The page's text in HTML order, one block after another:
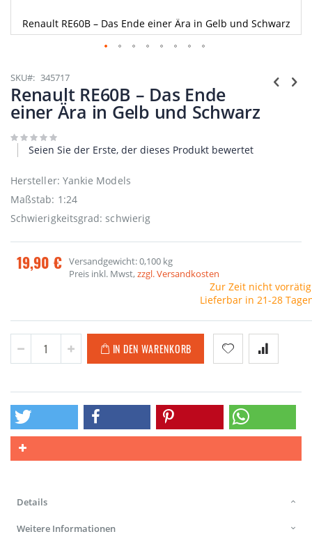
Renault RE60B – Das Ende einer Ära in Gelb und Schwarz
Anfang
der
Bildgalerie
springen
SKU 345717
Renault RE60B – Das Ende
einer Ära in Gelb und Schwarz
Seien Sie der Erste, der dieses Produkt bewertet
Hersteller: Yankie Models
Maßstab: 1:24
Schwierigkeitsgrad: schwierig
19,90 € Versandgewicht: 0,100 kg
Preis inkl. Mwst,zzgl. Versandkosten
Zur Zeit nicht
Lieferbar in 21-28
IN DEN WARENKORB
Details
Weitere Informationen